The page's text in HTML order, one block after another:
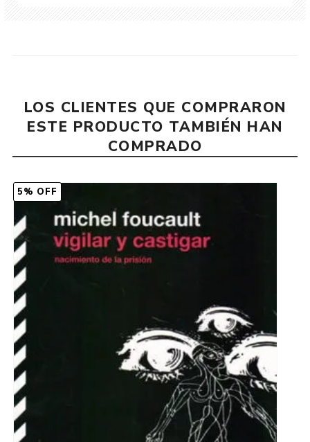
LOS CLIENTES QUE COMPRARON
ESTE PRODUCTO TAMBIÉN HAN
COMPRADO
5% OFF